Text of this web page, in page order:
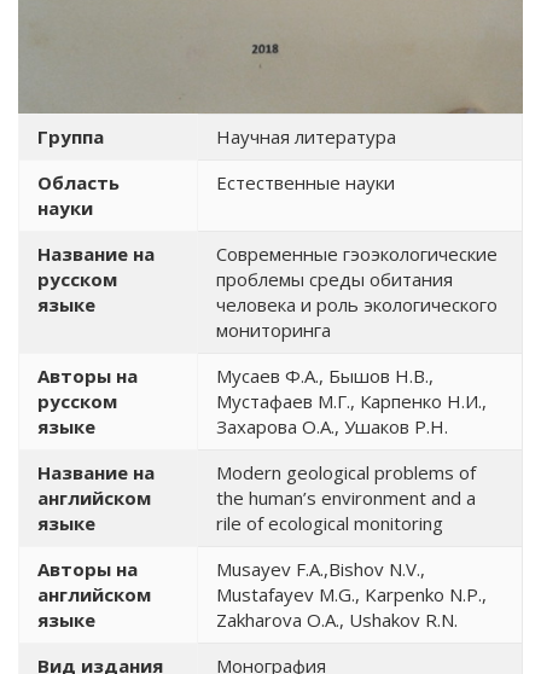
Группа
Научная литература
Область
науки
Естественные науки
Название на
русском
языке
Современные гэоэкологические
проблемы среды обитания
человека и роль экологического
мониторинга
Авторы на
русском
языке
Мусаев Ф.А., Бышов Н.В.,
Мустафаев М.Г., Карпенко Н.И.,
Захарова О.А., Ушаков Р.Н.
Название на
английском
языке
Modern geological problems of
the human’s environment and a
rile of ecological monitoring
Авторы на
английском
языке
Musayev F.A.,Bishov N.V.,
Mustafayev M.G., Karpenko N.P.,
Zakharova O.A., Ushakov R.N.
Вид издания
Монография